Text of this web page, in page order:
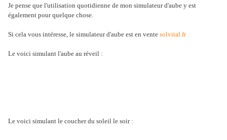
Je pense que l'utilisation quotidienne de mon simulateur d'aube y est
également pour quelque chose.
Si cela vous intéresse, le simulateur d'aube est en vente solvital.fr
Le voici simulant l'aube au réveil :
Le voici simulant le coucher du soleil le soir :